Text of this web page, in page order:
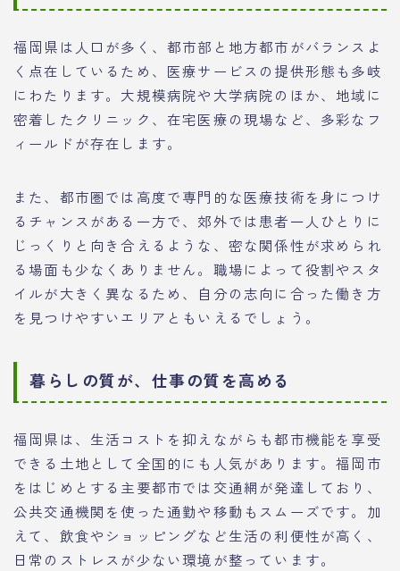
福岡県は人口が多く、都市部と地方都市がバランスよ
く点在しているため、医療サービスの提供形態も多岐
にわたります。大規模病院や大学病院のほか、地域に
密着したクリニック、在宅医療の現場など、多彩なフ
ィールドが存在します。
また、都市圏では高度で専門的な医療技術を身につけ
るチャンスがある一方で、郊外では患者一人ひとりに
じっくりと向き合えるような、密な関係性が求められ
る場面も少なくありません。職場によって役割やスタ
イルが大きく異なるため、自分の志向に合った働き方
を見つけやすいエリアともいえるでしょう。
暮らしの質が、仕事の質を高める
福岡県は、生活コストを抑えながらも都市機能を享受
できる土地として全国的にも人気があります。福岡市
をはじめとする主要都市では交通網が発達しており、
公共交通機関を使った通勤や移動もスムーズです。加
えて、飲食やショッピングなど生活の利便性が高く、
日常のストレスが少ない環境が整っています。